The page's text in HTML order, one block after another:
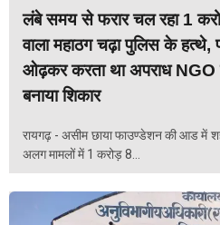
लंबे समय से फरार चल रहा 1
वाला महाठग चढ़ा पुलिस के हत्थे,
ओढ़कर करता था अपराध NGO
बनाया शिकार
रायगढ़ - असीम छाया फाउण्डेशन की आड में
अलग मामलों में 1 करोड़ 8...